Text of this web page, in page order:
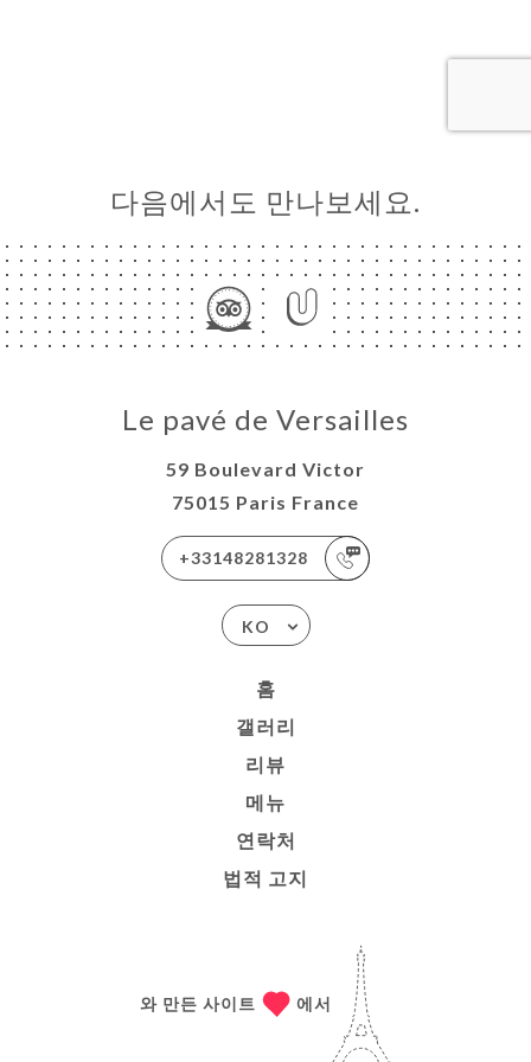
다음에서도 만나보세요.
Le pavé de Versailles
59 Boulevard Victor
75015 Paris France
+33148281328
KO
홈
갤러리
리뷰
메뉴
연락처
법적 고지
와 만든 사이트 에서